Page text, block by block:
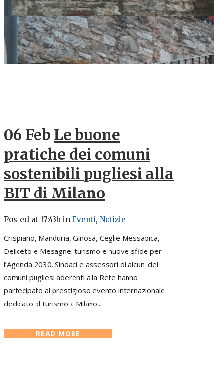
06 Feb Le buone
pratiche dei comuni
sostenibili pugliesi alla
BIT di Milano
Posted at 17:43h in Eventi, Notizie
Crispiano, Manduria, Ginosa, Ceglie Messapica,
Deliceto e Mesagne: turismo e nuove sfide per
l’Agenda 2030. Sindaci e assessori di alcuni dei
comuni pugliesi aderenti alla Rete hanno
partecipato al prestigioso evento internazionale
dedicato al turismo a Milano...
READ MORE